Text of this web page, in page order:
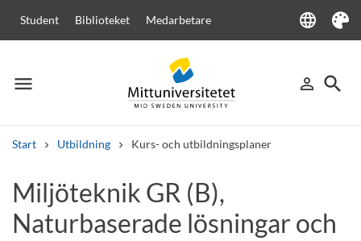
Student Biblioteket Medarbetare language
Language
Tema
menu
Meny person_outline
Logga in
search
Sök
Start Utbildning Kurs- och utbildningsplaner
Andra söktjänster
Kurser och programKursplanerVälkomstbrev Personal
Miljöteknik GR (B),
Naturbaserade lösningar och